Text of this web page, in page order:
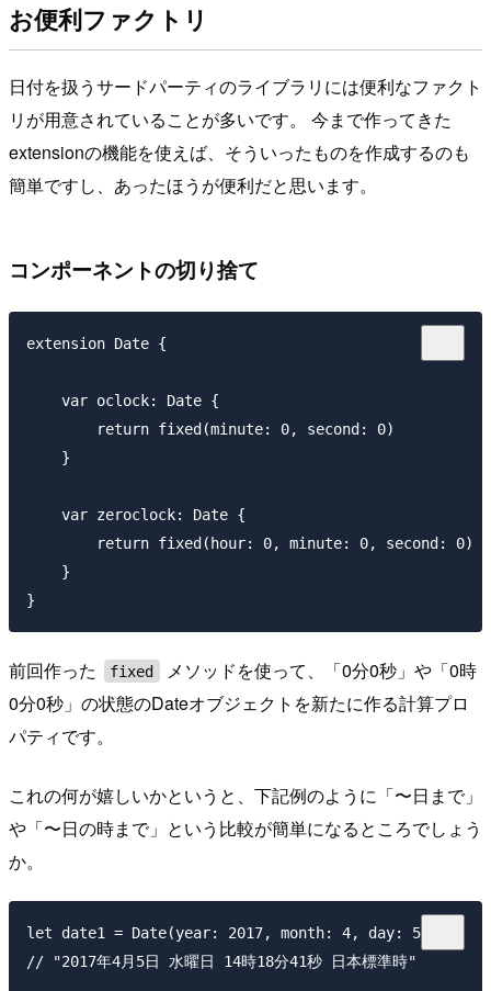
お便利ファクトリ
日付を扱うサードパーティのライブラリには便利なファクト
リが用意されていることが多いです。 今まで作ってきた
extensionの機能を使えば、そういったものを作成するのも
簡単ですし、あったほうが便利だと思います。
コンポーネントの切り捨て
extension Date {
    var oclock: Date {
        return fixed(minute: 0, second: 0)
    }
    var zeroclock: Date {
        return fixed(hour: 0, minute: 0, second: 0)
    }
前回作った fixed
メソッドを使って、「0分0秒」や「0時
0分0秒」の状態のDateオブジェクトを新たに作る計算プロ
パティです。
これの何が嬉しいかというと、下記例のように「〜日まで」
や「〜日の時まで」という比較が簡単になるところでしょう
か。
let date1 = Date(year: 2017, month: 4, day: 5)
// "2017年4月5日 水曜日 14時18分41秒 日本標準時"